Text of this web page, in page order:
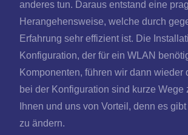
anderes tun. Daraus entstand eine
Herangehensweise, welche durch
Erfahrung sehr effizient ist. Die
Konfiguration, der für ein WLAN
Komponenten, führen wir dann wieder
bei der Konfiguration sind kurze Wege
Ihnen und uns von Vorteil, denn es
zu ändern.